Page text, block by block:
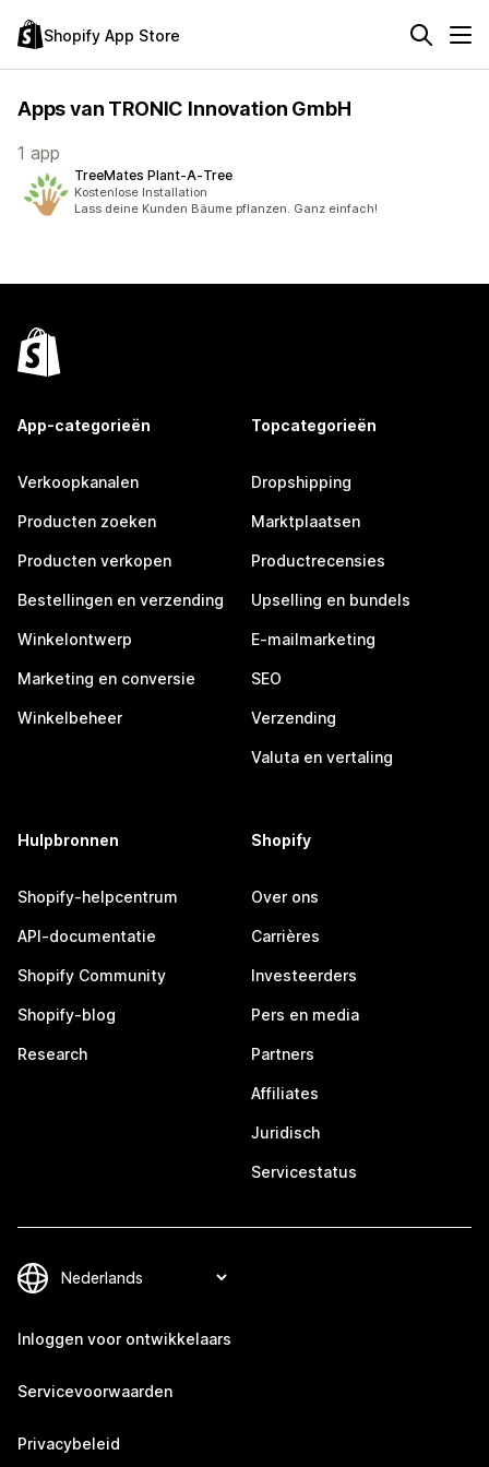
Shopify App Store
Apps van TRONIC Innovation GmbH
1 app
TreeMates Plant‑A‑Tree
Kostenlose Installation
Lass deine Kunden Bäume pflanzen. Ganz einfach!
App-categorieën
Verkoopkanalen
Producten zoeken
Producten verkopen
Bestellingen en verzending
Winkelontwerp
Marketing en conversie
Winkelbeheer
Topcategorieën
Dropshipping
Marktplaatsen
Productrecensies
Upselling en bundels
E-mailmarketing
SEO
Verzending
Valuta en vertaling
Hulpbronnen
Shopify-helpcentrum
API-documentatie
Shopify Community
Shopify-blog
Research
Shopify
Over ons
Carrières
Investeerders
Pers en media
Partners
Affiliates
Juridisch
Servicestatus
Inloggen voor ontwikkelaars
Servicevoorwaarden
Privacybeleid